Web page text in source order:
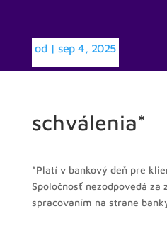
schválenia*
od |sep 4, 2025
*Platí v bankový deň pre
Spoločnosť nezodpovedá za
spracovaním na strane